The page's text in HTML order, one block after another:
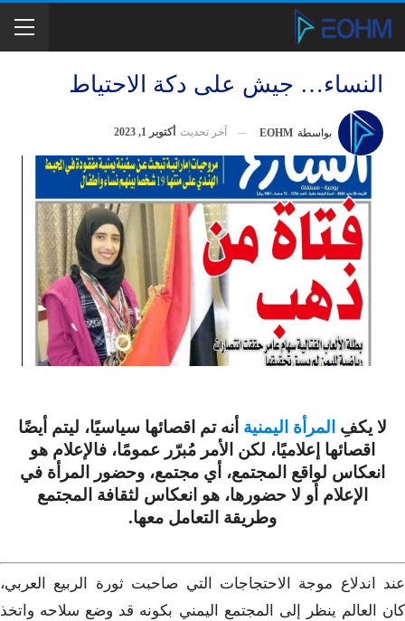
النساء… جيش على دكة الاحتياط
بواسطة EOHM آخر تحديث أكتوبر 1, 2023
لا يكفِ المرأة اليمنية أنه تم اقصائها سياسيًا، ليتم أيضًا
اقصائها إعلاميًا، لكن الأمر مُبرّر عمومًا، فالإعلام هو
انعكاس لواقع المجتمع، أي مجتمع، وحضور المرأة في
الإعلام أو لا حضورها، هو انعكاس لثقافة المجتمع
وطريقة التعامل معها.
عند اندلاع موجة الاحتجاجات التي صاحبت ثورة الربيع العربي،
كان العالم ينظر إلى المجتمع اليمني بكونه قد وضع سلاحه واتخذ